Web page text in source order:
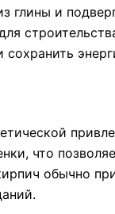
глины и
что
обычно